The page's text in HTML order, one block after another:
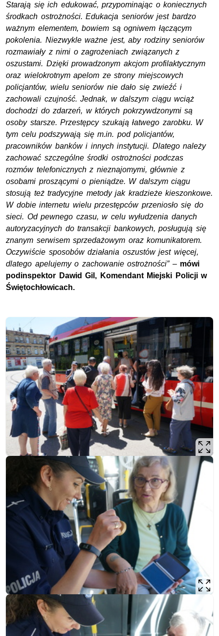
Starają się ich edukować, przypominając o koniecznych
środkach ostrożności. Edukacja seniorów jest bardzo
ważnym elementem, bowiem są ogniwem łączącym
pokolenia. Niezwykle ważne jest, aby rodziny seniorów
rozmawiały z nimi o zagrożeniach związanych z
oszustami. Dzięki prowadzonym akcjom profilaktycznym
oraz wielokrotnym apelom ze strony miejscowych
policjantów, wielu seniorów nie dało się zwieźć i
zachowali czujność. Jednak, w dalszym ciągu wciąż
dochodzi do zdarzeń, w których pokrzywdzonymi są
osoby starsze. Przestępcy szukają łatwego zarobku. W
tym celu podszywają sięm.in. pod policjantów,
pracowników banków i innych instytucji. Dlatego należy
zachować szczególne środki ostrożności podczas
rozmów telefonicznych z nieznajomymi, głównie z
osobami proszącymi o pieniądze. W dalszym ciągu
stosują też tradycyjne metody jak kradzieże kieszonkowe.
W dobie internetu wielu przestępców przeniosło się do
sieci. Od pewnego czasu, w celu wyłudzenia danych
autoryzacyjnych do transakcji bankowych, posługują się
znanym serwisem sprzedażowym oraz komunikatorem.
Oczywiście sposobów działania oszustów jest więcej,
dlatego apelujemy o zachowanie ostrożności” – mówi
podinspektor Dawid Gil, Komendant Miejski Policji w
Świętochłowicach.